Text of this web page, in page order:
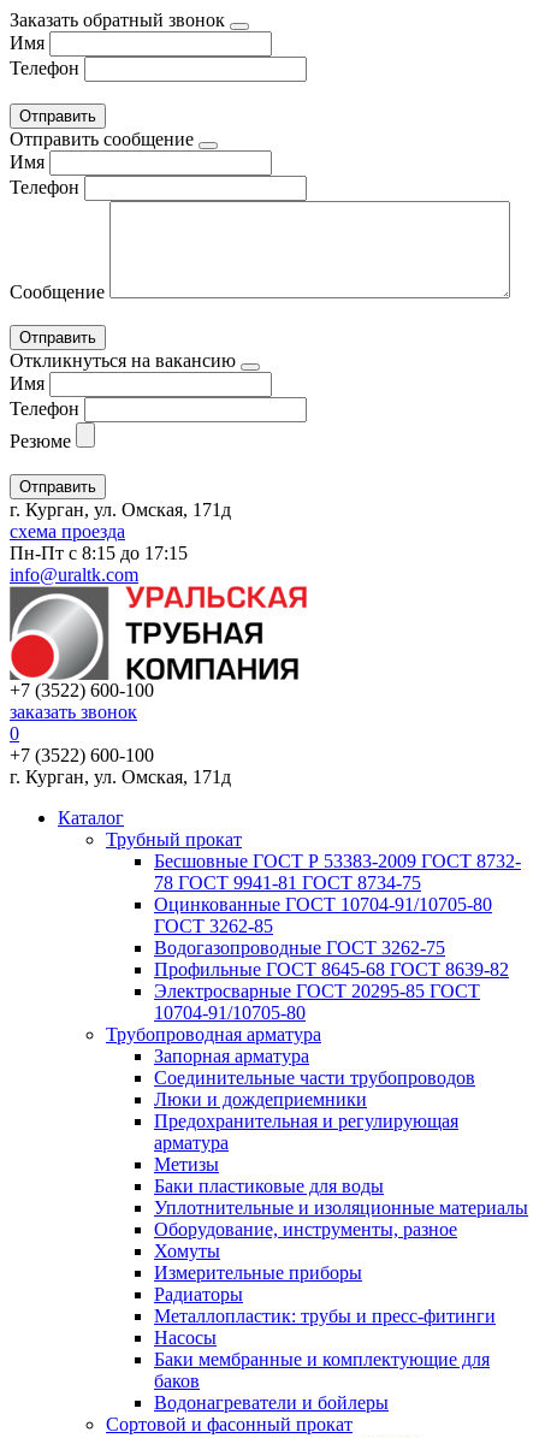
Заказать обратный звонок
Имя
Телефон
Отправить сообщение
Имя
Телефон
Сообщение
Откликнуться на вакансию
Имя
Телефон
Резюме
г. Курган, ул. Омская, 171д
схема проезда
Пн-Пт с 8:15 до 17:15
info@uraltk.com
+7 (3522) 600-100
заказать звонок
0
+7 (3522) 600-100
г. Курган, ул. Омская, 171д
Каталог
Трубный прокат
Беcшовные ГОСТ Р 53383-2009 ГОСТ 8732-
78 ГОСТ 9941-81 ГОСТ 8734-75
Оцинкованные ГОСТ 10704-91/10705-80
ГОСТ 3262-85
Водогазопроводные ГОСТ 3262-75
Профильные ГОСТ 8645-68 ГОСТ 8639-82
Электросварные ГОСТ 20295-85 ГОСТ
10704-91/10705-80
Трубопроводная арматура
Запорная арматура
Соединительные части трубопроводов
Люки и дождеприемники
Предохранительная и регулирующая
арматура
Метизы
Баки пластиковые для воды
Уплотнительные и изоляционные материалы
Оборудование, инструменты, разное
Хомуты
Измерительные приборы
Радиаторы
Металлопластик: трубы и пресс-фитинги
Насосы
Баки мембранные и комплектующие для
баков
Водонагреватели и бойлеры
Сортовой и фасонный прокат